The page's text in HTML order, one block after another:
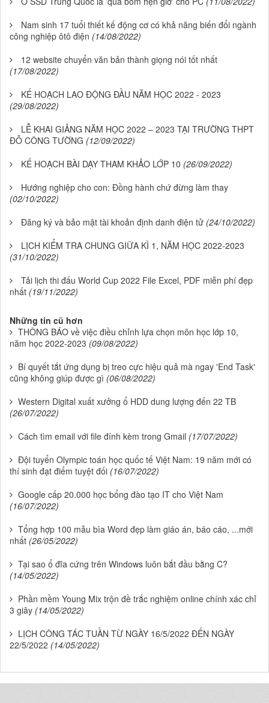
Nam sinh 17 tuổi thiết kế động cơ có khả năng biến đổi ngành
công nghiệp ôtô điện
(14/08/2022)
12 website chuyển văn bản thành giọng nói tốt nhất
KẾ HOẠCH LAO ĐỘNG ĐẦU NĂM HỌC 2022 - 2023
(29/08/2022)
LỄ KHAI GIẢNG NĂM HỌC 2022 – 2023 TẠI TRƯỜNG THPT
ĐỖ CÔNG TƯỜNG
(12/09/2022)
KẾ HOẠCH BÀI DẠY THAM KHẢO LỚP 10
Hướng nghiệp cho con: Đồng hành chứ đừng làm thay
Đăng ký và bảo mật tài khoản định danh điện tử
LỊCH KIỂM TRA CHUNG GIỮA KÌ 1, NĂM HỌC 2022-2023
(31/10/2022)
Tải lịch thi đấu World Cup 2022 File Excel, PDF miễn phí đẹp
(19/11/2022)
năm học 2022-2023
(09/08/2022)
Bí quyết tắt ứng dụng bị treo cực hiệu quả mà ngay 'End Task'
cũng không giúp được gì
Western Digital xuất xưởng ổ HDD dung lượng đến 22 TB
Cách tìm email với file đính kèm trong Gmail
Đội tuyển Olympic toán học quốc tế Việt Nam: 19 năm mới có
thí sinh đạt điểm tuyệt đối
(16/07/2022)
Google cấp 20.000 học bổng đào tạo IT cho Việt Nam
(16/07/2022)
Tổng hợp 100 mẫu bìa Word đẹp làm giáo án, báo cáo, ...mới
nhất
Tại sao ổ đĩa cứng trên Windows luôn bắt đầu bằng C?
(14/05/2022)
Phần mềm Young Mix trộn đề trắc nghiệm online chính xác chỉ
3 giây
(14/05/2022)
LỊCH CÔNG TÁC TUẦN TỪ NGÀY 16/5/2022 ĐẾN NGÀY
22/5/2022
(14/05/2022)